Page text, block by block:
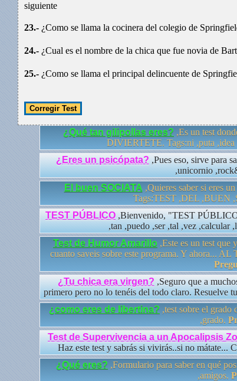
siguiente
23.- ¿Como se llama la cocinera del colegio de
24.- ¿Cual es el nombre de la chica que fue novia de
25.- ¿Como se llama el principal delincuente de
¿Qué tan gilipollas eres? ,Es un test
DIVIERTETE. Tags:ni ,puta ,idea
¿Eres un psicópata? ,Pues eso, sirve para
,unicornio
El buen SOCIATA ,Quieres saber si eres
Tags:TEST ,DEL ,BUEN
TEST PÚBLICO ,Bienvenido, "TEST
,tan ,puedo ,ser ,tal ,vez ,calcular
Test de Humor Amarillo ,Este es un test
cuanto saveis sobre este programa. Y ahora...
¿Tu chica era virgen? ,Seguro que a
primero pero no lo tenéis del todo claro. Resuelve
¿como eres de libertina? ,test sobre el grado
,grado.
Test de Supervivencia a un Apocalipsis
Haz este test y sabrás si vivirás..si no mátate...
¿Qué eres? ,Formulario para saber en qué
,amigos.